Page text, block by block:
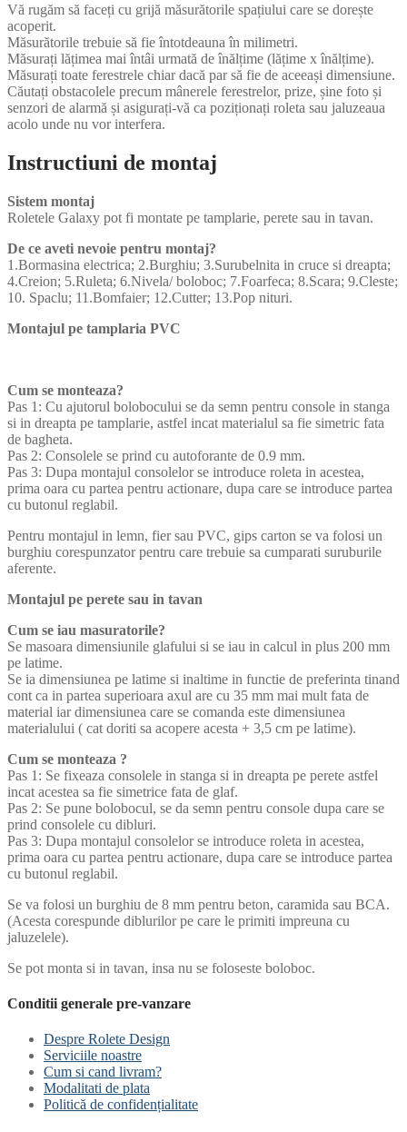
Vă rugăm să faceți cu grijă măsurătorile spațiului care se dorește
acoperit.
Măsurătorile trebuie să fie întotdeauna în milimetri.
Măsurați lățimea mai întâi urmată de înălțime (lățime x înălțime).
Măsurați toate ferestrele chiar dacă par să fie de aceeași dimensiune.
Căutați obstacolele precum mânerele ferestrelor, prize, șine foto și
senzori de alarmă și asigurați-vă ca poziționați roleta sau jaluzeaua
acolo unde nu vor interfera.
Instructiuni de montaj
Sistem montaj
Roletele Galaxy pot fi montate pe tamplarie, perete sau in tavan.
De ce aveti nevoie pentru montaj?
1.Bormasina electrica; 2.Burghiu; 3.Surubelnita in cruce si dreapta;
4.Creion; 5.Ruleta; 6.Nivela/ boloboc; 7.Foarfeca; 8.Scara; 9.Cleste;
10. Spaclu; 11.Bomfaier; 12.Cutter; 13.Pop nituri.
Montajul pe tamplaria PVC
Cum se monteaza?
Pas 1: Cu ajutorul bolobocului se da semn pentru console in stanga
si in dreapta pe tamplarie, astfel incat materialul sa fie simetric fata
de bagheta.
Pas 2: Consolele se prind cu autoforante de 0.9 mm.
Pas 3: Dupa montajul consolelor se introduce roleta in acestea,
prima oara cu partea pentru actionare, dupa care se introduce partea
cu butonul reglabil.
Pentru montajul in lemn, fier sau PVC, gips carton se va folosi un
burghiu corespunzator pentru care trebuie sa cumparati suruburile
aferente.
Montajul pe perete sau in tavan
Cum se iau masuratorile?
Se masoara dimensiunile glafului si se iau in calcul in plus 200 mm
pe latime.
Se ia dimensiunea pe latime si inaltime in functie de preferinta tinand
cont ca in partea superioara axul are cu 35 mm mai mult fata de
material iar dimensiunea care se comanda este dimensiunea
materialului ( cat doriti sa acopere acesta + 3,5 cm pe latime).
Cum se monteaza ?
Pas 1: Se fixeaza consolele in stanga si in dreapta pe perete astfel
incat acestea sa fie simetrice fata de glaf.
Pas 2: Se pune bolobocul, se da semn pentru console dupa care se
prind consolele cu dibluri.
Pas 3: Dupa montajul consolelor se introduce roleta in acestea,
prima oara cu partea pentru actionare, dupa care se introduce partea
cu butonul reglabil.
Se va folosi un burghiu de 8 mm pentru beton, caramida sau BCA.
(Acesta corespunde diblurilor pe care le primiti impreuna cu
jaluzelele).
Se pot monta si in tavan, insa nu se foloseste boloboc.
Conditii generale pre-vanzare
Despre Rolete Design
Serviciile noastre
Cum si cand livram?
Modalitati de plata
Politică de confidențialitate